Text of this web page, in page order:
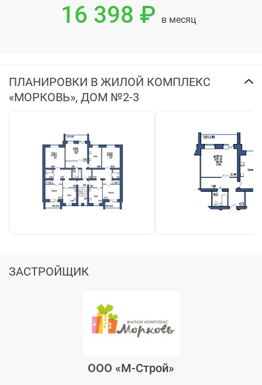
16 398 ₽ в месяц
ПЛАНИРОВКИ В ЖИЛОЙ КОМПЛЕКС
«МОРКОВЬ», ДОМ №2-3
ЗАСТРОЙЩИК
ООО «М-Строй»